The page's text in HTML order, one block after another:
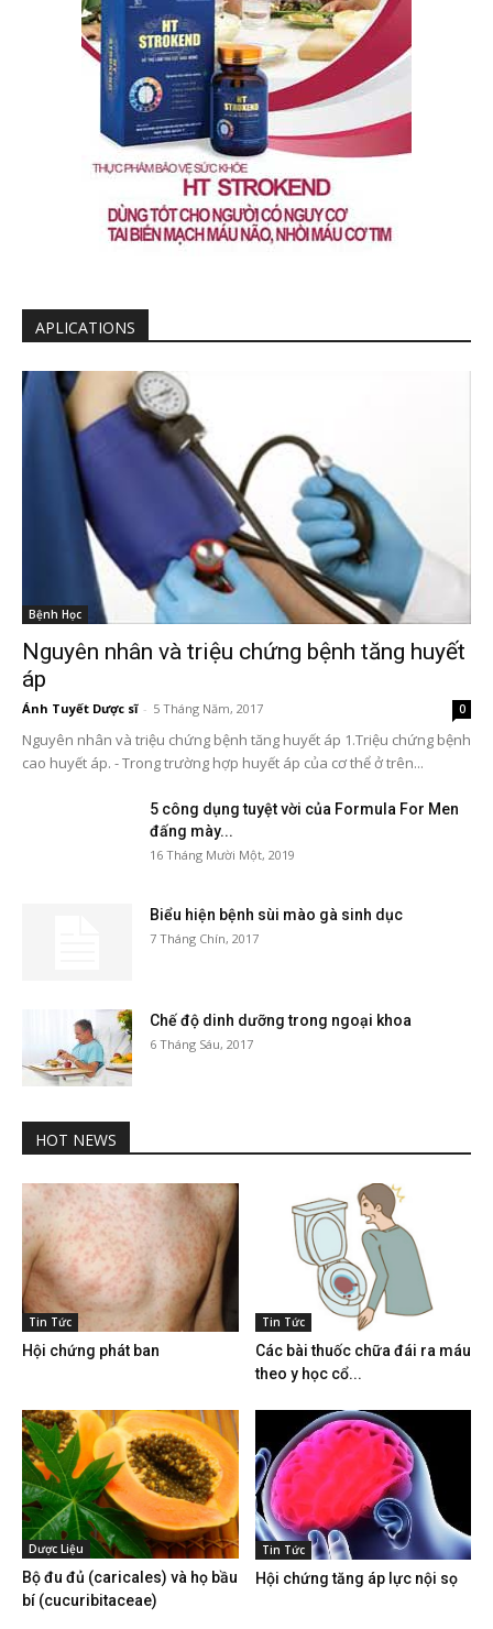
APLICATIONS
Bệnh Học
Nguyên nhân và triệu chứng bệnh tăng huyết
áp
Ánh Tuyết Dược sĩ - 5 Tháng Năm, 2017 0
Nguyên nhân và triệu chứng bệnh tăng huyết áp 1.Triệu chứng bệnh
cao huyết áp. - Trong trường hợp huyết áp của cơ thể ở trên...
5 công dụng tuyệt vời của Formula For Men
đấng mày...
16 Tháng Mười Một, 2019
Biểu hiện bệnh sùi mào gà sinh dục
7 Tháng Chín, 2017
Chế độ dinh dưỡng trong ngoại khoa
6 Tháng Sáu, 2017
HOT NEWS
Tin Tức
Hội chứng phát ban
Tin Tức
Các bài thuốc chữa đái ra máu
theo y học cổ...
Dược Liệu
Bộ đu đủ (caricales) và họ bầu
bí (cucuribitaceae)
Tin Tức
Hội chứng tăng áp lực nội sọ